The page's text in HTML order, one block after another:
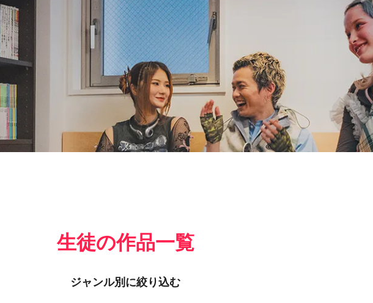
生徒の作品一覧
ジャンル別に絞り込む